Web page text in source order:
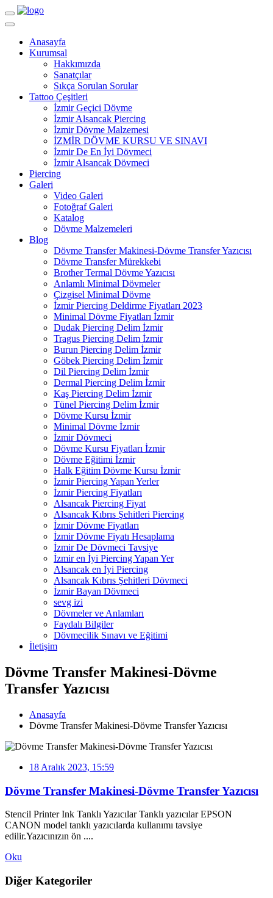
Navigasyon
Anasayfa
Kurumsal
Hakkımızda
Sanatçılar
Sıkça Sorulan Sorular
Tattoo Çeşitleri
İzmir Geçici Dövme
İzmir Alsancak Piercing
İzmir Dövme Malzemesi
İZMİR DÖVME KURSU VE SINAVI
İzmir De En İyi Dövmeci
İzmir Alsancak Dövmeci
Piercing
Galeri
Video Galeri
Fotoğraf Galeri
Katalog
Dövme Malzemeleri
Blog
Dövme Transfer Makinesi-Dövme Transfer Yazıcısı
Dövme Transfer Mürekkebi
Brother Termal Dövme Yazıcısı
Anlamlı Minimal Dövmeler
Çizgisel Minimal Dövme
İzmir Piercing Deldirme Fiyatları 2023
Minimal Dövme Fiyatları İzmir
Dudak Piercing Delim İzmir
Tragus Piercing Delim İzmir
Burun Piercing Delim İzmir
Göbek Piercing Delim İzmir
Dil Piercing Delim İzmir
Dermal Piercing Delim İzmir
Kaş Piercing Delim İzmir
Tünel Piercing Delim İzmir
Dövme Kursu İzmir
Minimal Dövme İzmir
İzmir Dövmeci
Dövme Kursu Fiyatları İzmir
Dövme Eğitimi İzmir
Halk Eğitim Dövme Kursu İzmir
İzmir Piercing Yapan Yerler
İzmir Piercing Fiyatları
Alsancak Piercing Fiyat
Alsancak Kıbrıs Şehitleri Piercing
İzmir Dövme Fiyatları
İzmir Dövme Fiyatı Hesaplama
İzmir De Dövmeci Tavsiye
İzmir en İyi Piercing Yapan Yer
Alsancak en İyi Piercing
Alsancak Kıbrıs Şehitleri Dövmeci
İzmir Bayan Dövmeci
sevg izi
Dövmeler ve Anlamları
Faydalı Bilgiler
Dövmecilik Sınavı ve Eğitimi
İletişim
Dövme Transfer Makinesi-Dövme
Transfer Yazıcısı
Anasayfa
Dövme Transfer Makinesi-Dövme Transfer Yazıcısı
18 Aralık 2023, 15:59
Dövme Transfer Makinesi-Dövme Transfer Yazıcısı
Stencil Printer Ink Tanklı Yazıcılar Tanklı yazıcılar EPSON
CANON model tanklı yazıcılarda kullanımı tavsiye
edilir.Yazıcınızın ön ....
Oku
Diğer Kategoriler